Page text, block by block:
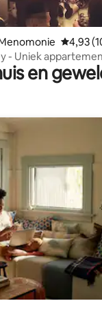
4,93
- Uniek
meer.
en